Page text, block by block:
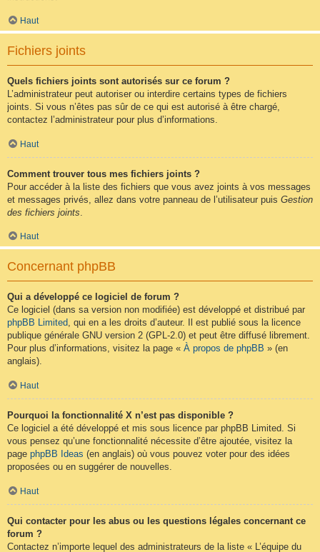
Haut
Fichiers joints
Quels fichiers joints sont autorisés sur ce forum ?
L’administrateur peut autoriser ou interdire certains types de fichiers
joints. Si vous n’êtes pas sûr de ce qui est autorisé à être chargé,
contactez l’administrateur pour plus d’informations.
Haut
Comment trouver tous mes fichiers joints ?
Pour accéder à la liste des fichiers que vous avez joints à vos messages
et messages privés, allez dans votre panneau de l’utilisateur puis Gestion
des fichiers joints
Haut
Concernant phpBB
Qui a développé ce logiciel de forum ?
Ce logiciel (dans sa version non modifiée) est développé et distribué par
phpBB Limited, qui en a les droits d’auteur. Il est publié sous la licence
publique générale GNU version 2 (GPL-2.0) et peut être diffusé librement.
Pour plus d’informations, visitez la page « À propos de phpBB » (en
anglais).
Haut
Pourquoi la fonctionnalité X n’est pas disponible ?
Ce logiciel a été développé et mis sous licence par phpBB Limited. Si
vous pensez qu’une fonctionnalité nécessite d’être ajoutée, visitez la
page phpBB Ideas (en anglais) où vous pouvez voter pour des idées
proposées ou en suggérer de nouvelles.
Haut
Qui contacter pour les abus ou les questions légales concernant ce
forum ?
Contactez n’importe lequel des administrateurs de la liste « L’équipe du